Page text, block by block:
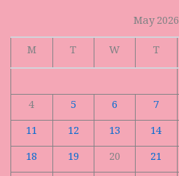
May 2026
M
T W T
4
5 6 7
11
12 13 14
18
19 20 21